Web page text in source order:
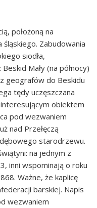
położoną na
Zabudowania
siodła,
Mały (na północy)
geografów do Beskidu
tędy uczęszczana
obiektem
pod wezwaniem
nad Przełęczą
starodrzewu.
na jednym z
inni wspominają o roku
Ważne, że kaplicę
barskiej. Napis
wezwaniem